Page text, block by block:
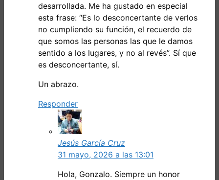
desarrollada. Me ha gustado en especial
esta frase: “Es lo desconcertante de verlos
no cumpliendo su función, el recuerdo de
que somos las personas las que le damos
sentido a los lugares, y no al revés”. Sí que
es desconcertante, sí.
Un abrazo.
Responder
Jesús García Cruz
31 mayo, 2026 a las 13:01
Hola, Gonzalo. Siempre un honor